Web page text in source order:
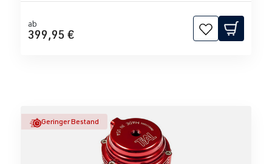
ab
399,95 €
Geringer Bestand